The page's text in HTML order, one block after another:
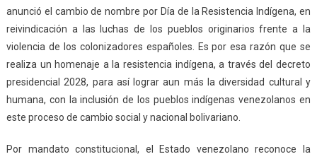
anunció el cambio de nombre por Día de la Resistencia Indígena, en
reivindicación a las luchas de los pueblos originarios frente a la
violencia de los colonizadores españoles. Es por esa razón que se
realiza un homenaje a la resistencia indígena, a través del decreto
presidencial 2028, para así lograr aun más la diversidad cultural y
humana, con la inclusión de los pueblos indígenas venezolanos en
este proceso de cambio social y nacional bolivariano.
Por mandato constitucional, el Estado venezolano reconoce la